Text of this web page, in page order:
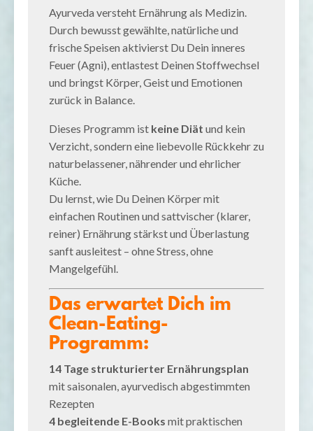
Ayurveda versteht Ernährung als Medizin.
Durch bewusst gewählte, natürliche und
frische Speisen aktivierst Du Dein inneres
Feuer (Agni), entlastest Deinen Stoffwechsel
und bringst Körper, Geist und Emotionen
zurück in Balance.
Dieses Programm ist keine Diät und kein
Verzicht, sondern eine liebevolle Rückkehr zu
naturbelassener, nährender und ehrlicher
Küche.
Du lernst, wie Du Deinen Körper mit
einfachen Routinen und sattvischer (klarer,
reiner) Ernährung stärkst und Überlastung
sanft ausleitest – ohne Stress, ohne
Mangelgefühl.
Das erwartet Dich im
Clean-Eating-
Programm:
14 Tage strukturierter Ernährungsplan
mit saisonalen, ayurvedisch abgestimmten
Rezepten
4 begleitende E-Books mit praktischen